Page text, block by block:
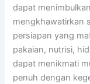
dapat
mengkhawatirkan
persiapan yang
pakaian, nutrisi,
dapat menikmati
penuh dengan